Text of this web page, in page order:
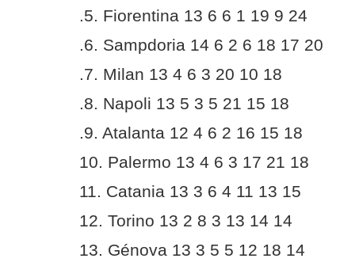
.5. Fiorentina 13 6 6 1 19 9 24
.6. Sampdoria 14 6 2 6 18 17 20
.7. Milan 13 4 6 3 20 10 18
.8. Napoli 13 5 3 5 21 15 18
.9. Atalanta 12 4 6 2 16 15 18
10. Palermo 13 4 6 3 17 21 18
11. Catania 13 3 6 4 11 13 15
12. Torino 13 2 8 3 13 14 14
13. Génova 13 3 5 5 12 18 14